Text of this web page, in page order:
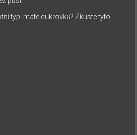
typ: máte cukrovku? Zkuste tyto